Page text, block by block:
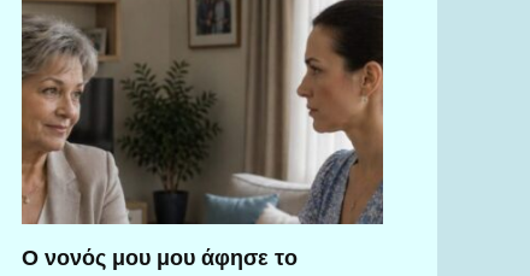
Ο νονός μου μου άφησε το